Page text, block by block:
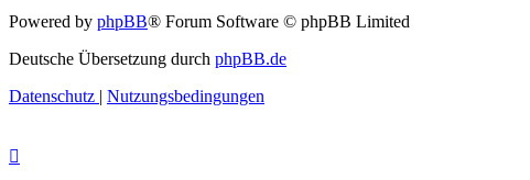
Powered by phpBB® Forum Software © phpBB Limited
Deutsche Übersetzung durch phpBB.de
Datenschutz | Nutzungsbedingungen